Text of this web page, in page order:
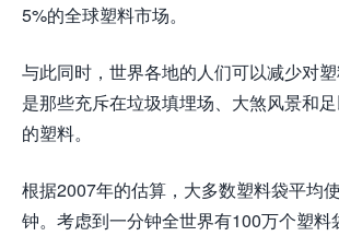
5%的全球塑料市场。
与此同时，世界各地的人们可以减少对
是那些充斥在垃圾填埋场、大煞风景和
的塑料。
根据2007年的估算，大多数塑料袋平均
钟。考虑到一分钟全世界有100万个塑料